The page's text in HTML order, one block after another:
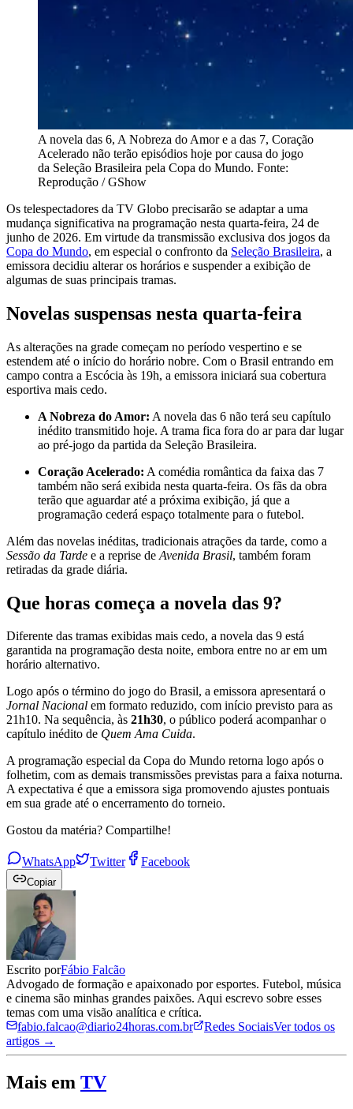
A novela das 6, A Nobreza do Amor e a das 7, Coração
Acelerado não terão episódios hoje por causa do jogo
da Seleção Brasileira pela Copa do Mundo. Fonte:
Reprodução / GShow
Os telespectadores da TV Globo precisarão se adaptar a uma
mudança significativa na programação nesta quarta-feira, 24 de
junho de 2026. Em virtude da transmissão exclusiva dos jogos da
Copa do Mundo, em especial o confronto da Seleção Brasileira, a
emissora decidiu alterar os horários e suspender a exibição de
algumas de suas principais tramas.
Novelas suspensas nesta quarta-feira
As alterações na grade começam no período vespertino e se
estendem até o início do horário nobre. Com o Brasil entrando em
campo contra a Escócia às 19h, a emissora iniciará sua cobertura
esportiva mais cedo.
A Nobreza do Amor: A novela das 6 não terá seu capítulo
inédito transmitido hoje. A trama fica fora do ar para dar lugar
ao pré-jogo da partida da Seleção Brasileira.
Coração Acelerado: A comédia romântica da faixa das 7
também não será exibida nesta quarta-feira. Os fãs da obra
terão que aguardar até a próxima exibição, já que a
programação cederá espaço totalmente para o futebol.
Além das novelas inéditas, tradicionais atrações da tarde, como a
Sessão da Tarde e a reprise de Avenida Brasil, também foram
retiradas da grade diária.
Que horas começa a novela das 9?
Diferente das tramas exibidas mais cedo, a novela das 9 está
garantida na programação desta noite, embora entre no ar em um
horário alternativo.
Logo após o término do jogo do Brasil, a emissora apresentará o
Jornal Nacional em formato reduzido, com início previsto para as
21h10. Na sequência, às 21h30, o público poderá acompanhar o
capítulo inédito de Quem Ama Cuida.
A programação especial da Copa do Mundo retorna logo após o
folhetim, com as demais transmissões previstas para a faixa noturna.
A expectativa é que a emissora siga promovendo ajustes pontuais
em sua grade até o encerramento do torneio.
Gostou da matéria? Compartilhe!
WhatsApp Twitter Facebook
Copiar
Escrito porFábio Falcão
Advogado de formação e apaixonado por esportes. Futebol, música
e cinema são minhas grandes paixões. Aqui escrevo sobre esses
temas com uma visão analítica e crítica.
fabio.falcao@diario24horas.com.br
Redes SociaisVer todos os
artigos →
Mais em TV